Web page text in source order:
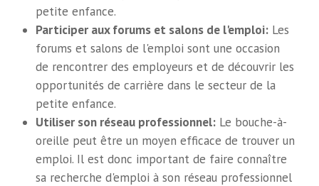
petite enfance.
Participer aux forums et salons de l'emploi: Les
forums et salons de l'emploi sont une occasion
de rencontrer des employeurs et de découvrir les
opportunités de carrière dans le secteur de la
petite enfance.
Utiliser son réseau professionnel: Le bouche-à-
oreille peut être un moyen efficace de trouver un
emploi. Il est donc important de faire connaître
sa recherche d'emploi à son réseau professionnel